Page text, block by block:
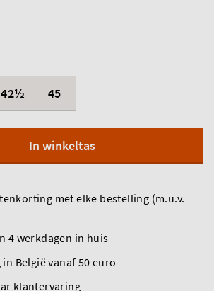
42½ 45
In winkeltas
met elke bestelling (m.u.v.
4 werkdagen in huis
België vanaf 50 euro
klantervaring